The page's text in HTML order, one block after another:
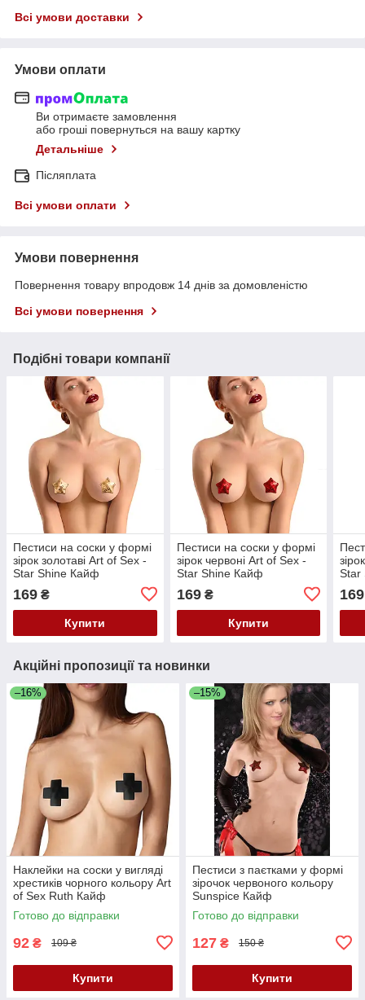
Всі умови доставки
Умови оплати
Ви отримаєте замовлення
або гроші повернуться на вашу картку
Детальніше
Післяплата
Всі умови оплати
Умови повернення
Повернення товару впродовж 14 днів за домовленістю
Всі умови повернення
Подібні товари компанії
Пестиси на соски у формі
зірок золотаві Art of Sex -
Star Shine Кайф
169 ₴
Купити
Пестиси на соски у формі
зірок червоні Art of Sex -
Star Shine Кайф
169₴
Купити
Star
169
Акційні пропозиції та новинки
–16%
Наклейки на соски у вигляді
хрестиків чорного кольору Art
of Sex Ruth Кайф
Готово до відправки
92 ₴ 109 ₴
Купити
–15%
Пестиси з паєтками у формі
зірочок червоного кольору
Sunspice Кайф
Готово до відправки
127 ₴ 150 ₴
Купити